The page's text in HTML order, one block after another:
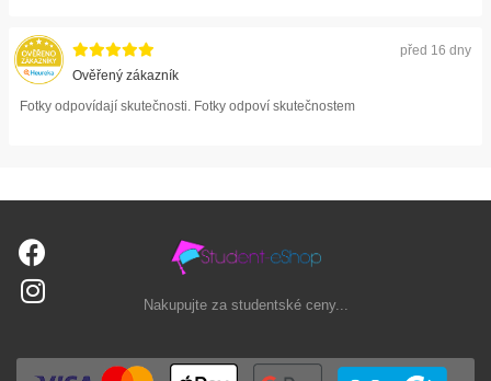
před 16 dny
Ověřený zákazník
Fotky odpovídají skutečnosti. Fotky odpoví skutečnostem
Nakupujte za studentské ceny...